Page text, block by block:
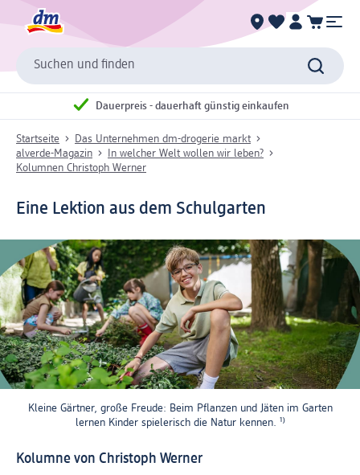
Suchen und finden
Dauerpreis - dauerhaft günstig einkaufen
Startseite
Das Unternehmen dm-drogerie markt
alverde-Magazin
In welcher Welt wollen wir leben?
Kolumnen Christoph Werner
Eine Lektion aus dem Schulgarten
Kleine Gärtner, große Freude: Beim Pflanzen und Jäten im Garten
lernen Kinder spielerisch die Natur kennen. ¹⁾
Kolumne von Christoph Werner